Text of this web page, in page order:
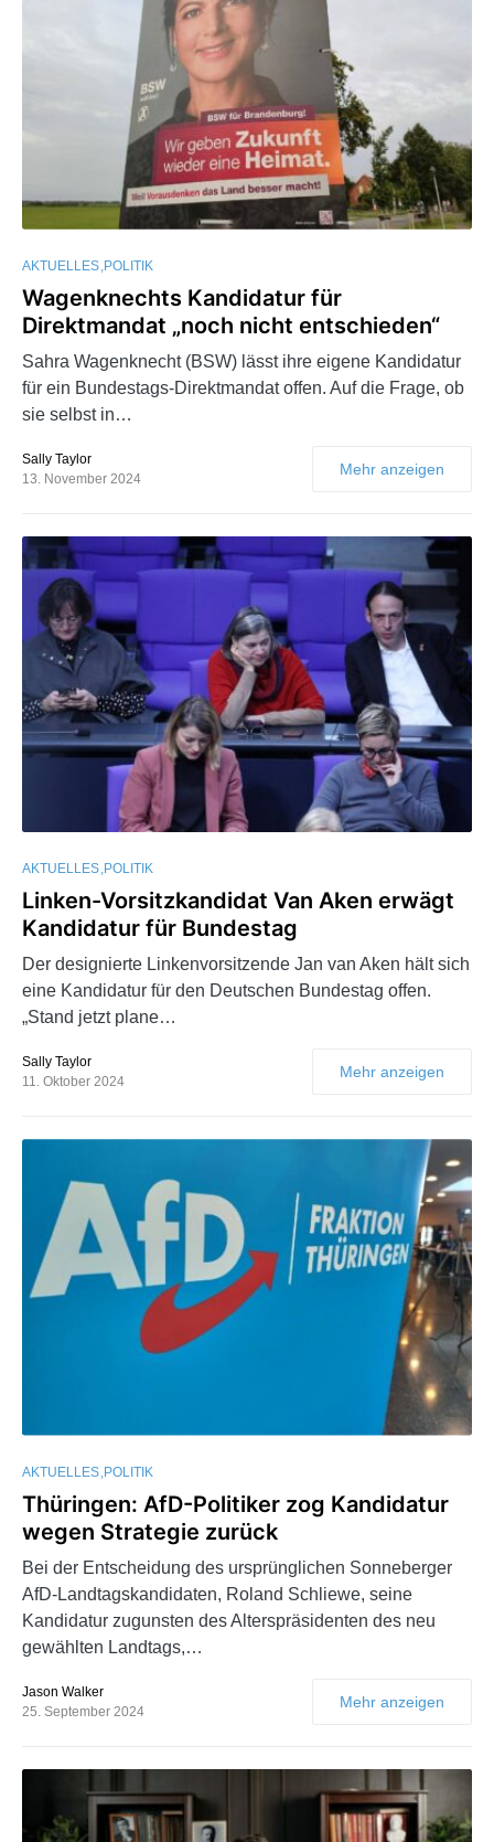
AKTUELLES POLITIK
Wagenknechts Kandidatur für
Direktmandat „noch nicht entschieden“
Sahra Wagenknecht (BSW) lässt ihre eigene Kandidatur
für ein Bundestags-Direktmandat offen. Auf die Frage, ob
sie selbst in…
Sally Taylor
13. November 2024
Mehr anzeigen
AKTUELLES POLITIK
Linken-Vorsitzkandidat Van Aken erwägt
Kandidatur für Bundestag
Der designierte Linkenvorsitzende Jan van Aken hält sich
eine Kandidatur für den Deutschen Bundestag offen.
„Stand jetzt plane…
Sally Taylor
11. Oktober 2024
Mehr anzeigen
AKTUELLES POLITIK
Thüringen: AfD-Politiker zog Kandidatur
wegen Strategie zurück
Bei der Entscheidung des ursprünglichen Sonneberger
AfD-Landtagskandidaten, Roland Schliewe, seine
Kandidatur zugunsten des Alterspräsidenten des neu
gewählten Landtags,…
Jason Walker
25. September 2024
Mehr anzeigen